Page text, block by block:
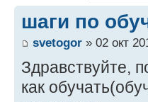
шаги по
svetogor » 02 окт
Здравствуйте,
как